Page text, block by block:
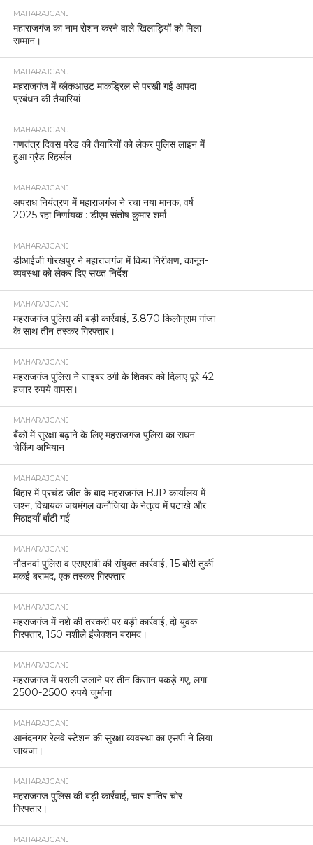
MAHARAJGANJ
महाराजगंज का नाम रोशन करने वाले खिलाड़ियों को मिला
सम्मान।
MAHARAJGANJ
महराजगंज में ब्लैकआउट माकड्रिल से परखी गई आपदा
प्रबंधन की तैयारियां
MAHARAJGANJ
गणतंत्र दिवस परेड की तैयारियों को लेकर पुलिस लाइन में
हुआ ग्रैंड रिहर्सल
MAHARAJGANJ
अपराध नियंत्रण में महाराजगंज ने रचा नया मानक, वर्ष
2025 रहा निर्णायक : डीएम संतोष कुमार शर्मा
MAHARAJGANJ
डीआईजी गोरखपुर ने महाराजगंज में किया निरीक्षण, कानून-
व्यवस्था को लेकर दिए सख्त निर्देश
MAHARAJGANJ
महराजगंज पुलिस की बड़ी कार्रवाई, 3.870 किलोग्राम गांजा
के साथ तीन तस्कर गिरफ्तार।
MAHARAJGANJ
महराजगंज पुलिस ने साइबर ठगी के शिकार को दिलाए पूरे 42
हजार रुपये वापस।
MAHARAJGANJ
बैंकों में सुरक्षा बढ़ाने के लिए महराजगंज पुलिस का सघन
चेकिंग अभियान
MAHARAJGANJ
बिहार में प्रचंड जीत के बाद महराजगंज BJP कार्यालय में
जश्न, विधायक जयमंगल कनौजिया के नेतृत्व में पटाखे और
मिठाइयाँ बाँटी गईं
MAHARAJGANJ
नौतनवां पुलिस व एसएसबी की संयुक्त कार्रवाई, 15 बोरी तुर्की
मकई बरामद, एक तस्कर गिरफ्तार
MAHARAJGANJ
महराजगंज में नशे की तस्करी पर बड़ी कार्रवाई, दो युवक
गिरफ्तार, 150 नशीले इंजेक्शन बरामद।
MAHARAJGANJ
महराजगंज में पराली जलाने पर तीन किसान पकड़े गए, लगा
2500-2500 रुपये जुर्माना
MAHARAJGANJ
आनंदनगर रेलवे स्टेशन की सुरक्षा व्यवस्था का एसपी ने लिया
जायजा।
MAHARAJGANJ
महराजगंज पुलिस की बड़ी कार्रवाई, चार शातिर चोर
गिरफ्तार।
MAHARAJGANJ